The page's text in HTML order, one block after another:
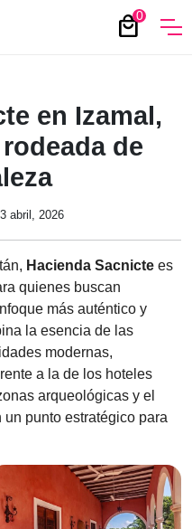
0
local_mall
en Izamal,
de
abril, 2026
Hacienda Sacnicte es
quienes buscan
más auténtico y
la esencia de las
modernas,
a la de los hoteles
arqueológicas y el
punto estratégico para